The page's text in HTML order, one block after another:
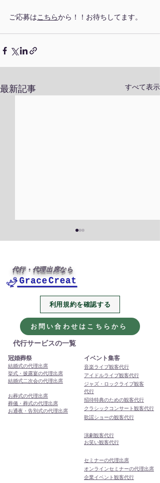
ご応募はこちらから！！お待ちしてます。
最新記事 すべて表示
2026年、今年も代行・代
理出席サービスをよろし
くお願いします
代行・代理出席なら
利用規約を確認する
お問い合わせはこちらから
代行サービスの一覧
冠婚葬祭
結婚式の代理出席
挙式・披露宴の代理出席
結婚式二次会の代理出席
お葬式の代理出席
葬儀・葬式の代理出席
お通夜・告別式の代理出席
イベント集客
音楽ライブ観客代行
アイドルライブ観客代行
ジャズ・ロックライブ観客
代行
招待特典のための観客代行
クラシックコンサート観客代行
歌謡ショーの観客代行
演劇観客代行
お笑い観客代行
セミナーの代理出席
オンラインセミナーの代理出席
企業イベント観客代行